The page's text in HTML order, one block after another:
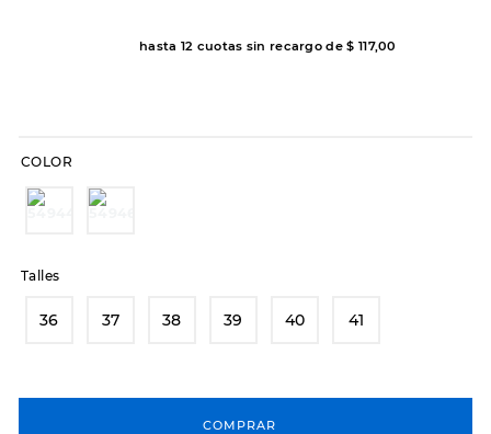
hasta 12 cuotas sin recargo de$ 117,00
COLOR
Talles
36 37 38 39 40 41
COMPRAR